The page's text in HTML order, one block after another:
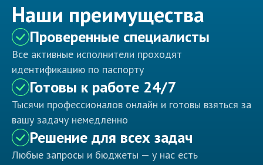
Наши преимущества
Проверенные специалисты
Все активные исполнители проходят
идентификацию по паспорту
Готовы к работе 24/7
Тысячи профессионалов онлайн и готовы взяться за
вашу задачу немедленно
Решение для всех задач
Любые запросы и бюджеты — у нас есть